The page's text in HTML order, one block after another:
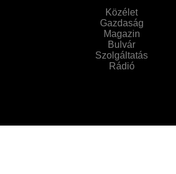
Közélet
Gazdaság
Magazin
Bulvár
Szolgáltatás
Rádió